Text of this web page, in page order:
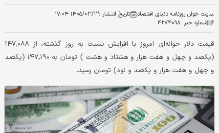
سایت خوان روزنامه دنیای اقتصاد تاریخ انتشار :۱۴۰۵/۰۳/۱۲ ۱۷:۰۴
شماره خبر :۴۲۷۴۰۹۸
قیمت دلار حواله‌ای امروز با افزایش نسبت به روز گذشته، از ۱۴۷,۰۸۸
(یکصد و چهل و هفت هزار و هشتاد و هشت ) تومان به ۱۴۷,۱۹۰ (یکصد
و چهل و هفت هزار و یکصد و نود) تومان رسید.